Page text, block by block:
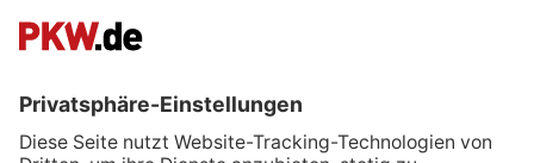
Fertigungskosten in der Produktion.
Subaru und die Ära des Allradantriebs